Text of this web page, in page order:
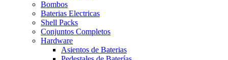
Bombos
Baterias Electricas
Shell Packs
Conjuntos Completos
Hardware
Asientos de Baterias